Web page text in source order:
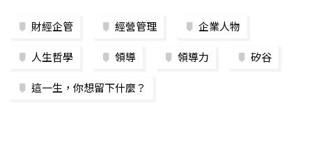
財經企管 經營管理 企業人物
人生哲學 領導 領導力 矽谷
這一生，你想留下什麼？